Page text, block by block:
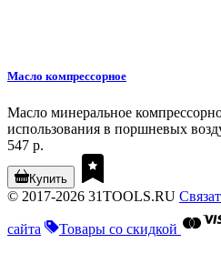
Масло компрессорное
Масло минеральное
использования в поршневых
547 р.
Купить
© 2017-2026 31TOOLS.RU
сайта Товары со скидкой